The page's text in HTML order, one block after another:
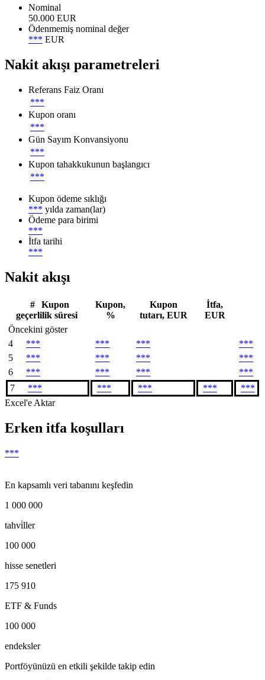
Nominal
50.000 EUR
Ödenmemiş nominal değer
*** EUR
Nakit akışı parametreleri
Referans Faiz Oranı
***
Kupon oranı
***
Gün Sayım Konvansiyonu
***
Kupon tahakkukunun başlangıcı
***
Kupon ödeme sıklığı
*** yılda zaman(lar)
Ödeme para birimi
***
İtfa tarihi
***
Nakit akışı
#
Kupon
geçerlilik süresi
Kupon,
%
Kupon
tutarı, EUR
İtfa,
EUR
Öncekini göster
4
*** *** ***
***
5
*** *** ***
***
6
*** *** ***
***
7
*** *** *** ***
***
Excel'e Aktar
Erken itfa koşulları
***
En kapsamlı veri tabanını keşfedin
1 000 000
tahvi̇ller
100 000
hisse senetleri
175 910
ETF & Funds
100 000
endeksler
Portföyünüzü en etkili şekilde takip edin